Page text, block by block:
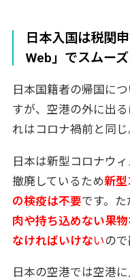
日本入国は税関
Web」でスムーズ
日本国籍者の帰国に
すが、空港の外に出
れはコロナ禍前と同じ
日本は新型コロナウ
撤廃しているため新型
の検疫は不要です。
肉や持ち込めない果
なければいけないので
日本の空港では空港